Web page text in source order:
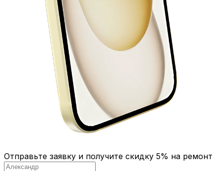
Отправьте заявку и получите скидку 5% на ремонт